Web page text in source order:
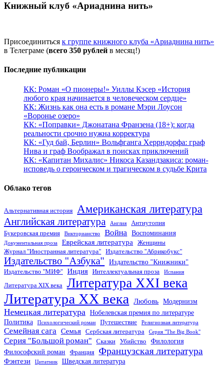
Книжный клуб «Ариаднина нить»
Присоединиться к группе книжного клуба «Ариаднина нить»
в Телеграме (всего 350 рублей в месяц!)
Последние публикации
КК: Роман «О пионеры!» Уиллы Кэсер «История
любого края начинается в человеческом сердце»
КК: Жизнь как она есть в романе Мэри Лоусон
«Воронье озеро»
КК: «Поправки» Джонатана Франзена (18+): когда
реальности срочно нужна корректура
КК: «Гуд бай, Берлин» Вольфганга Херрндорфа: граф
Нива и граф Воображал в поисках приключений
КК: «Капитан Михалис» Никоса Казандзакиса: роман-
исповедь о героическом и трагическом в судьбе Крита
Облако тегов
Альтернативная история Американская литература
Английская литература Англия
Антиутопия
Букеровская премия
Викторианство Война Воспоминания
Документальная проза Еврейская литература
Женщины
Журнал "Иностранная литература"
Издательство "Абрикобукс"
Издательство "Азбука" Издательство "Книжники"
Издательство "МИФ" Индия Интеллектуальная проза Испания
Литература XIX века Литература XXI века
Литература XX века Любовь Модернизм
Немецкая литература Нобелевская премия по литературе
Политика
Психологический роман Путешествие Религиозная литература
Семейная сага Семья Сербская литература Серия "The Big Book"
Серия "Большой роман" Сказки Убийство
Филология
Философский роман
Франция Французская литература
Фэнтези Цитатник Шведская литература